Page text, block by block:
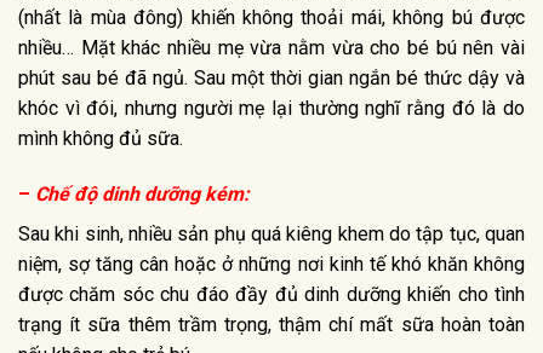
(nhất là mùa đông) khiến không thoải mái, không bú được
nhiều… Mặt khác nhiều mẹ vừa nằm vừa cho bé bú nên vài
phút sau bé đã ngủ. Sau một thời gian ngắn bé thức dậy và
khóc vì đói, nhưng người mẹ lại thường nghĩ rằng đó là do
mình không đủ sữa.
– Chế độ dinh dưỡng kém:
Sau khi sinh, nhiều sản phụ quá kiêng khem do tập tục, quan
niệm, sợ tăng cân hoặc ở những nơi kinh tế khó khăn không
được chăm sóc chu đáo đầy đủ dinh dưỡng khiến cho tình
trạng ít sữa thêm trầm trọng, thậm chí mất sữa hoàn toàn